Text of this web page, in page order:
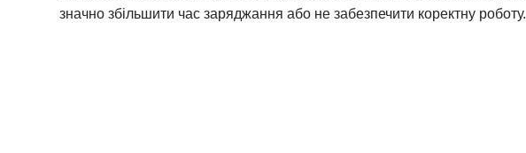
значно збільшити час заряджання або не забезпечити коректну роботу.